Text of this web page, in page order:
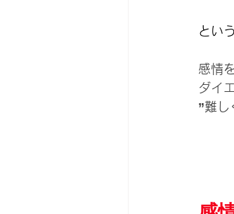
とい
感情
ダイ
”難し